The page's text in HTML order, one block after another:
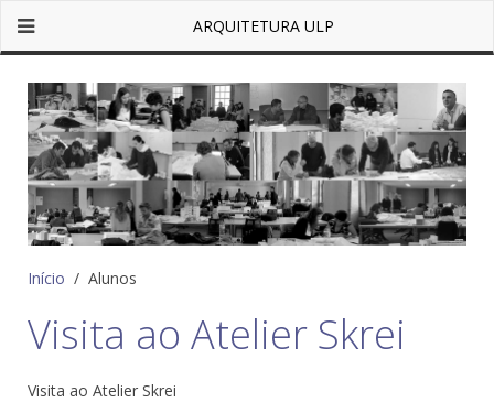
ARQUITETURA ULP
Início Alunos
Visita ao Atelier Skrei
Visita ao Atelier Skrei